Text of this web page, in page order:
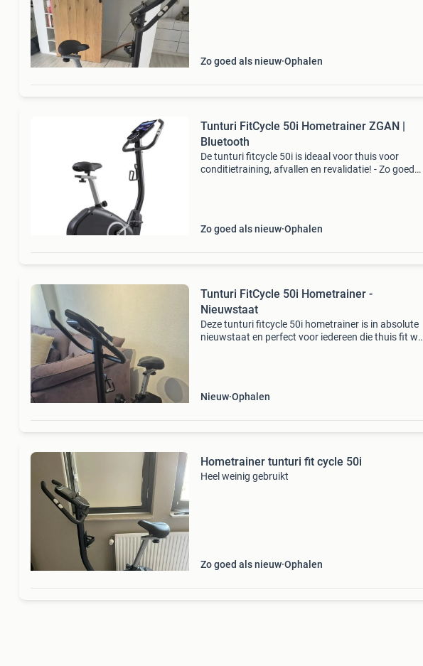
Zo goed als nieuw Ophalen
Tunturi FitCycle 50i Hometrainer ZGAN |
Bluetooth
De tunturi fitcycle 50i is ideaal voor thuis voor
conditietraining, afvallen en revalidatie! - Zo goed
Zo goed als nieuw Ophalen
Tunturi FitCycle 50i Hometrainer -
Nieuwstaat
Deze tunturi fitcycle 50i hometrainer is in absolute
nieuwstaat en perfect voor iedereen die thuis fit wil
Nieuw Ophalen
Hometrainer tunturi fit cycle 50i
Heel weinig gebruikt
Zo goed als nieuw Ophalen